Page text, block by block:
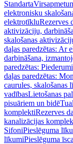
Standarta
elektronisku
elektrotīkluRezerves
aktivizāciju,
skalošanas
daļas paredzētas: Ar
darbināšana,
paredzētas: Piederumi
daļas paredzētas:
caurules, skalošanas
vadībasLietošanas
pisuāriem un bidē
komplektiRezerves
kanalizācijas
SifoniPieslēguma
līkumiPieslēguma